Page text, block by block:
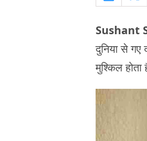
Sushant
दुनिया से गए
मुश्किल होता